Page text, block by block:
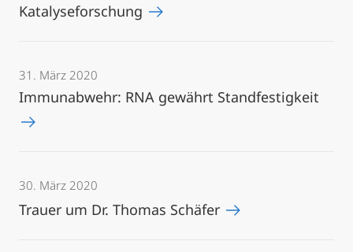
Katalyseforschung
31. März 2020
Immunabwehr: RNA gewährt Standfestigkeit
30. März 2020
Trauer um Dr. Thomas Schäfer